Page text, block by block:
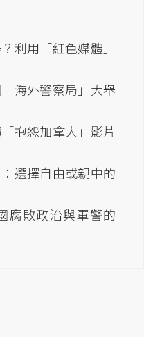
利用「紅色媒體」
海外警察局」大舉
抱怨加拿大」影片
選擇自由或親中的
腐敗政治與軍警的